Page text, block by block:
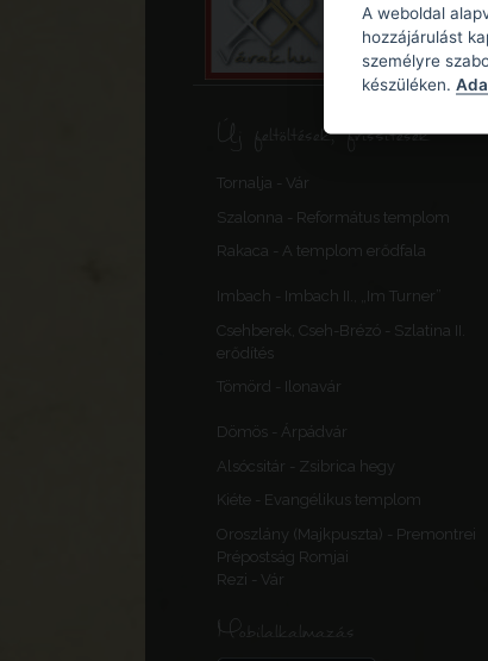
Új feltöltések, frissítések
Tornalja - Vár
Szalonna - Református templom
Rakaca - A templom erődfala
Imbach - Imbach II., „Im Turner”
Csehberek, Cseh-Brézó - Szlatina II.
erődítés
Tömörd - Ilonavár
Dömös - Árpádvár
Alsócsitár - Zsibrica hegy
Kiéte - Evangélikus templom
Oroszlány (Majkpuszta) - Premontrei
Prépostság Romjai
Rezi - Vár
Mobilalkalmazás
A weboldal
hozzájárulást
személyre
készüléken.